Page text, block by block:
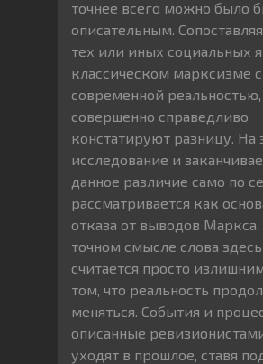
точнее всего можно было
описательным.
тех или иных социальных
классическом марксизме с
современной
совершенно справедливо
констатируют разницу. На
исследование и
данное различие само по
рассматривается как
отказа от выводов Маркса.
точном смысле слова здесь
считается просто
том, что реальность
меняться. События и
описанные
уходят в прошлое, ставя